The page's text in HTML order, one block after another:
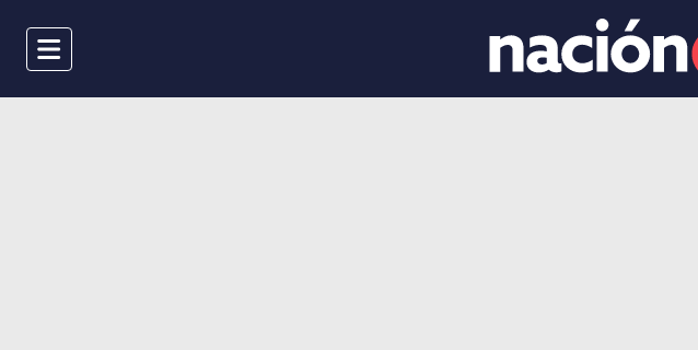
Menu